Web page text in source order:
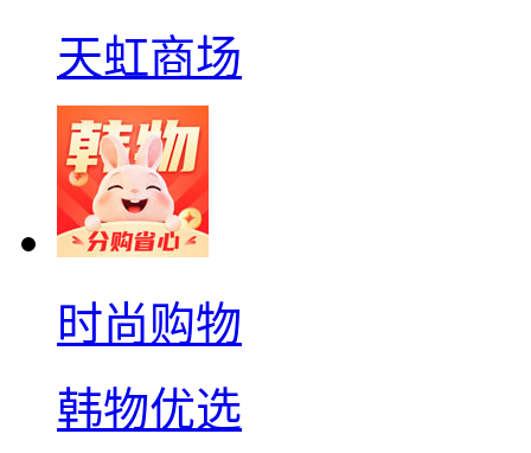
天虹商场
时尚购物
韩物优选